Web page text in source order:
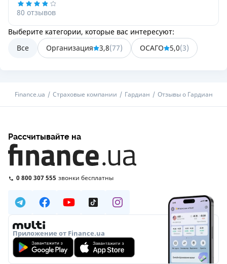
80 отзывов
Выберите категории, которые вас интересуют:
Все
Организация 3,8(77) ОСАГО 5,0(3)
Finance.ua Страховые компании Гардиан Отзывы о Гардиан
Рассчитывайте на
0 800 307 555 звонки бесплатны
Приложение от Finance.ua